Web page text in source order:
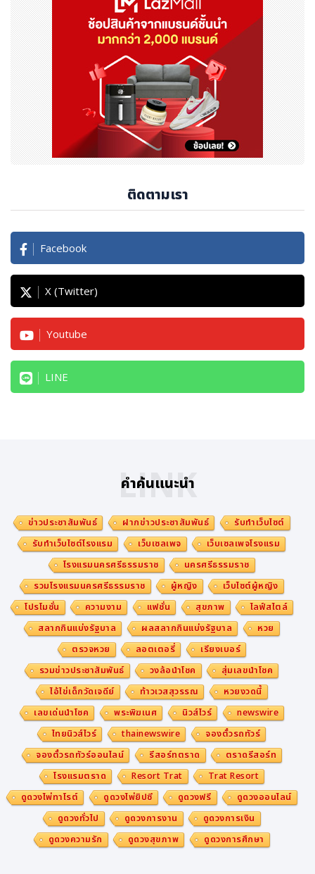
นเชื่อ SPayLater เพื่อทำธุรกรรมทันที โดยมีอัตราดอกเบี้ยอ
ยู่ระหว่าง 15-25% ต่อปี ผู้ใช้งานควรใช้วงเงินเท่าที่จำเป็น แ
ละวางแผนการชำระคืนตามกำหนดเวลา
###
ติดตามเรา
Facebook
X (Twitter)
Youtube
LINE
คำค้นแนะนำ
LINK
ข่าวประชาสัมพันธ์ ฝากข่าวประชาสัมพันธ์
รับทำเว็บไซต์
รับทำเว็บไซต์โรงแรม
เว็บเซลเพจ
เว็บเซลเพจโรงแรม
โรงแรมนครศรีธรรมราช
นครศรีธรรมราช
รวมโรงแรมนครศรีธรรมราช
ผู้หญิง
เว็บไซต์ผู้หญิง
โปรโมชั่น
ความงาม แฟชั่น สุขภาพ
ไลฟ์สไตล์
สลากกินแบ่งรัฐบาล
ผลสลากกินแบ่งรัฐบาล
หวย
ตรวจหวย
ลอตเตอรี่
เรียงเบอร์
รวมข่าวประชาสัมพันธ์
วงล้อนำโชค
สุ่มเลขนำโชค
ไอ้ไข่เด็กวัดเจดีย์
ท้าวเวสสุวรรณ
หวยงวดนี้
เลขเด่นนำโชค
พระพิฆเนศ นิวส์ไวร์
newswire
ไทยนิวส์ไวร์
thainewswire
จองตั๋วรถทัวร์
จองตั๋วรถทัวร์ออนไลน์
รีสอร์ทตราด
ตราดรีสอร์ท
โรงแรมตราด
Resort Trat
Trat Resort
ดูดวงไพ่ทาโรต์
ดูดวงไพ่ยิปซี ดูดวงฟรี
ดูดวงออนไลน์
ดูดวงทั่วไป
ดูดวงการงาน
ดูดวงการเงิน
ดูดวงความรัก
ดูดวงสุขภาพ ดูดวงการศึกษา